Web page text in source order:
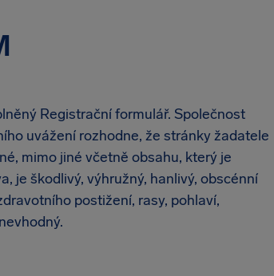
Registrační formulář. Společnost
uvážení rozhodne, že stránky žadatele
mimo jiné včetně obsahu, který je
je škodlivý, výhružný, hanlivý, obscénní
postižení, rasy, pohlaví,